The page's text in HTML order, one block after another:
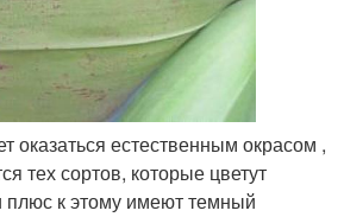
оказаться естественным окрасом ,
тех сортов, которые цветут
к этому имеют темный